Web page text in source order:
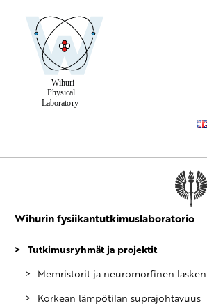
Wihurin fysiikantutkimuslaboratorio
Tutkimusryhmät ja projektit
Memristorit ja neuromorfinen
Korkean lämpötilan suprajohtavuus